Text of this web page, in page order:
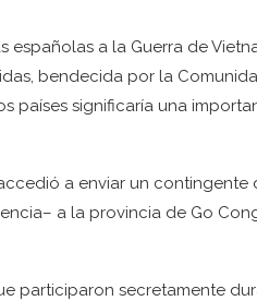
a la Guerra de
bendecida por la
países significaría una
a enviar un contingente
a la provincia de Go
participaron secretamente